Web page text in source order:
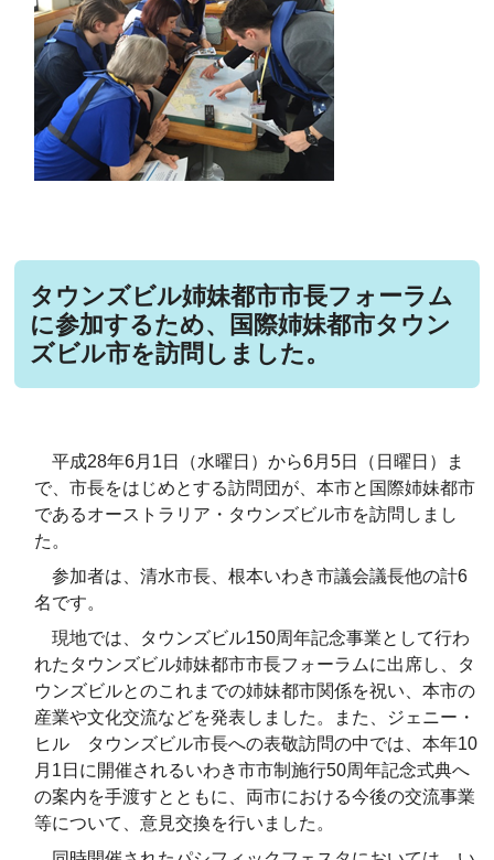
タウンズビル姉妹都市市長フォーラム
に参加するため、国際姉妹都市タウン
ズビル市を訪問しました。
平成28年6月 1 日（水曜日）から6月5日（日曜日）ま
で、市長をはじめとする訪問団が、本市と国際姉妹都市
であるオーストラリア・タウンズビル市を訪問しまし
た。
参加者は、清水市長、根本いわき市議会議長他の計6
名です。
現地では、タウンズビル150周年記念事業として行わ
れたタウンズビル姉妹都市市長フォーラムに出席し、タ
ウンズビルとのこれまでの姉妹都市関係を祝い、本市の
産業や文化交流などを発表しました。また、ジェニー・
ヒル タウンズビル市長への表敬訪問の中では、本年10
月 1 日に開催されるいわき市市制施行50周年記念式典へ
の案内を手渡すとともに、両市における今後の交流事業
等について、意見交換を行いました。